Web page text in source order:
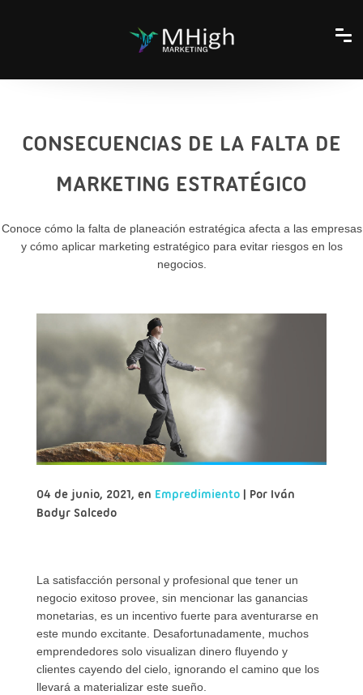
CONSECUENCIAS DE LA FALTA DE
MARKETING ESTRATÉGICO
Conoce cómo la falta de planeación estratégica afecta a las empresas
y cómo aplicar marketing estratégico para evitar riesgos en los
negocios.
04 de junio, 2021, en Empredimiento| Por Iván
Badyr Salcedo
La satisfacción personal y profesional que tener un
negocio exitoso provee, sin mencionar las ganancias
monetarias, es un incentivo fuerte para aventurarse en
este mundo excitante. Desafortunadamente, muchos
emprendedores solo visualizan dinero fluyendo y
clientes cayendo del cielo, ignorando el camino que los
llevará a materializar este sueño.